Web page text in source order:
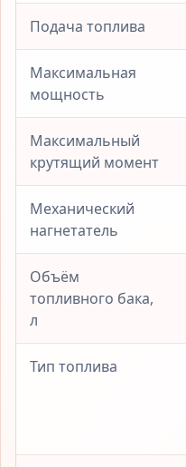
Подача топлива
Максимальная
мощность
Максимальный
крутящий момент
Механический
нагнетатель
Объём
топливного бака,
л
Тип топлива